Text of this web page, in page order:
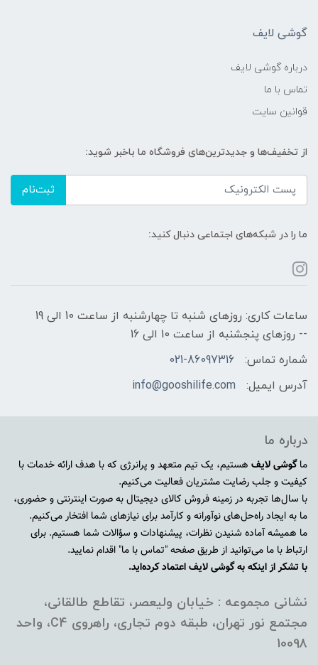
گوشی لایف
درباره گوشی لایف
تماس با ما
قوانین سایت
از تخفیف‌ها و جدیدترین‌های فروشگاه ما باخبر شوید:
ثبت‌نام
ما را در شبکه‌های اجتماعی دنبال کنید:
ساعات کاری: روزهای شنبه تا چهارشنبه از ساعت 10 الی 19
-- روزهای پنجشنبه از ساعت 10 الی 16
شماره تماس:
021-86097316
آدرس ایمیل:
info@gooshilife.com
درباره ما
ماگوشی لایف هستیم، یک تیم متعهد و پرانرژی که با هدف ارائه خدمات با
کیفیت و جلب رضایت مشتریان فعالیت می‌کنیم.
با سال‌ها تجربه در زمینه فروش کالای دیجیتال به صورت اینترنتی و حضوری،
ما به ایجاد راه‌حل‌های نوآورانه و کارآمد برای نیازهای شما افتخار می‌کنیم.
ما همیشه آماده شنیدن نظرات، پیشنهادات و سؤالات شما هستیم. برای
ارتباط با ما می‌توانید از طریق صفحه "تماس با ما" اقدام نمایید.
با تشکر از اینکه به گوشی لایف اعتماد کرده‌اید.
نشانی مجموعه : خیابان ولیعصر، تقاطع طالقانی،
مجتمع نور تهران، طبقه دوم تجاری، راهروی C4، واحد
10098